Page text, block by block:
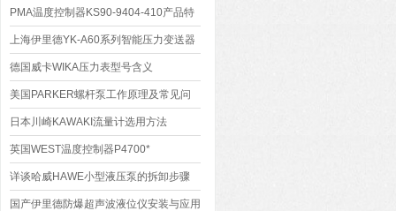
PMA温度控制器KS90-9404-410产品特
点
上海伊里德YK-A60系列智能压力变送器
技术参数
德国威卡WIKA压力表型号含义
美国PARKER螺杆泵工作原理及常见问
题处理
日本川崎KAWAKI流量计选用方法
英国WEST温度控制器P4700*
详谈哈威HAWE小型液压泵的拆卸步骤
国产伊里德防爆超声波液位仪安装与应用